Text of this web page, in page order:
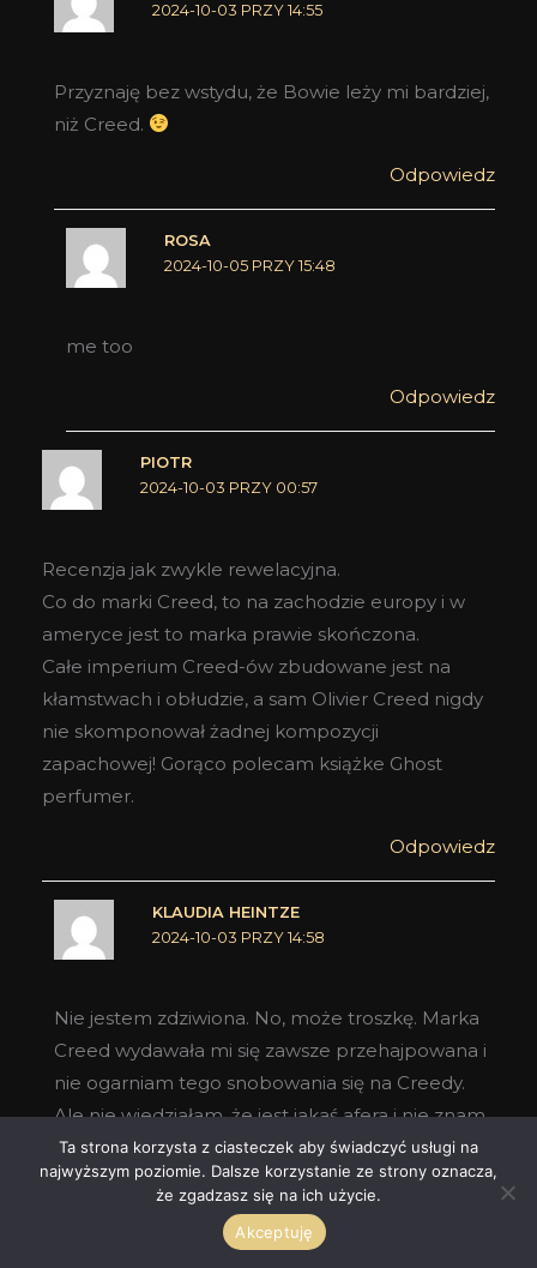
2024-10-03 PRZY 14:55
Przyznaję bez wstydu, że Bowie leży mi bardziej,
niż Creed.
Odpowiedz
ROSA
2024-10-05 PRZY 15:48
me too
Odpowiedz
PIOTR
2024-10-03 PRZY 00:57
Recenzja jak zwykle rewelacyjna.
Co do marki Creed, to na zachodzie europy i w
ameryce jest to marka prawie skończona.
Całe imperium Creed-ów zbudowane jest na
kłamstwach i obłudzie, a sam Olivier Creed nigdy
nie skomponował żadnej kompozycji
zapachowej! Gorąco polecam książke Ghost
perfumer.
Odpowiedz
KLAUDIA HEINTZE
2024-10-03 PRZY 14:58
Nie jestem zdziwiona. No, może troszkę. Marka
Creed wydawała mi się zawsze przehajpowana i
nie ogarniam tego snobowania się na Creedy.
Ale nie wiedziałam, że jest jakaś afera i nie znam
książki.Dziękuję Ci bardzo za polecenie jej, na
pewno poszukam. <3
Ta strona korzysta z ciasteczek aby świadczyć usługi na
najwyższym poziomie. Dalsze korzystanie ze strony oznacza,
że zgadzasz się na ich użycie.
Akceptuję